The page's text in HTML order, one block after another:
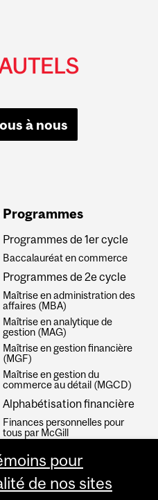
à nous
Programmes
Programmes de 1er cycle
Baccalauréat en commerce
Programmes de 2e cycle
Maîtrise en administration des
affaires (MBA)
Maîtrise en analytique de
gestion (MAG)
Maîtrise en gestion financière
(MGF)
Maîtrise en gestion du
commerce au détail (MGCD)
Alphabétisation financière
Finances personnelles pour
tous par McGill
pour
de nos sites